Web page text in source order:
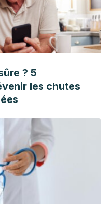
? 5
les chutes